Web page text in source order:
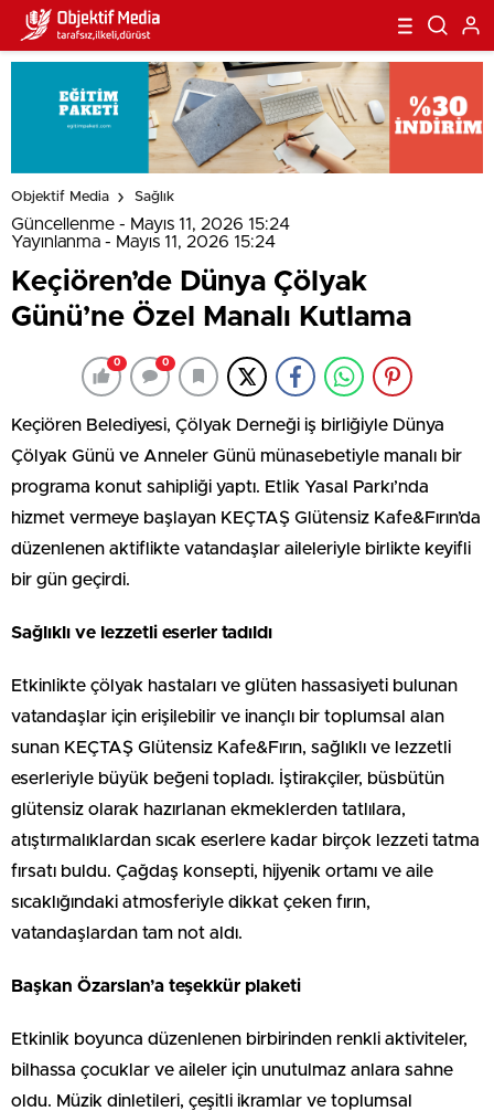
Objektif Media Sağlık
Güncellenme - Mayıs 11, 2026 15:24
Yayınlanma - Mayıs 11, 2026 15:24
Keçiören’de Dünya Çölyak
Günü’ne Özel Manalı Kutlama
0 0
Keçiören Belediyesi, Çölyak Derneği iş birliğiyle Dünya
Çölyak Günü ve Anneler Günü münasebetiyle manalı bir
programa konut sahipliği yaptı. Etlik Yasal Parkı’nda
hizmet vermeye başlayan KEÇTAŞ Glütensiz Kafe&Fırın’da
düzenlenen aktiflikte vatandaşlar aileleriyle birlikte keyifli
bir gün geçirdi.
Sağlıklı ve lezzetli eserler tadıldı
Etkinlikte çölyak hastaları ve glüten hassasiyeti bulunan
vatandaşlar için erişilebilir ve inançlı bir toplumsal alan
sunan KEÇTAŞ Glütensiz Kafe&Fırın, sağlıklı ve lezzetli
eserleriyle büyük beğeni topladı. İştirakçiler, büsbütün
glütensiz olarak hazırlanan ekmeklerden tatlılara,
atıştırmalıklardan sıcak eserlere kadar birçok lezzeti tatma
fırsatı buldu. Çağdaş konsepti, hijyenik ortamı ve aile
sıcaklığındaki atmosferiyle dikkat çeken fırın,
vatandaşlardan tam not aldı.
Başkan Özarslan’a teşekkür plaketi
Etkinlik boyunca düzenlenen birbirinden renkli aktiviteler,
bilhassa çocuklar ve aileler için unutulmaz anlara sahne
oldu. Müzik dinletileri, çeşitli ikramlar ve toplumsal